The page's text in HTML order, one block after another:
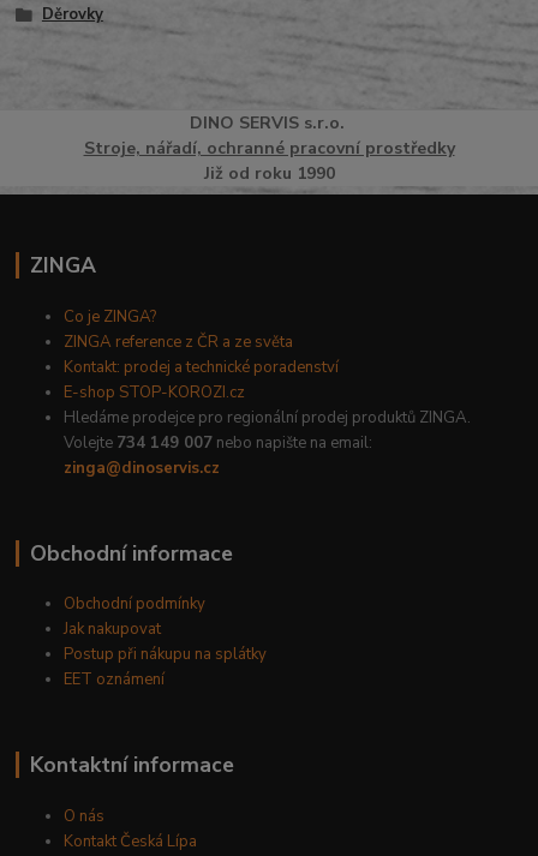
Děrovky
DINO SERVISs.r.o.
Stroje, nářadí, ochranné pracovní prostředky
Již od roku 1990
ZINGA
Co je ZINGA?
ZINGA reference z ČR a ze světa
Kontakt: prodej a technické poradenství
E-shop STOP-KOROZI.cz
Hledáme prodejce pro regionální prodej produktů ZINGA.
Volejte 734 149 007 nebo napište na email:
zinga@dinoservis.cz
Obchodní informace
Obchodní podmínky
Jak nakupovat
Postup při nákupu na splátky
EET oznámení
Kontaktní informace
O nás
Kontakt Česká Lípa